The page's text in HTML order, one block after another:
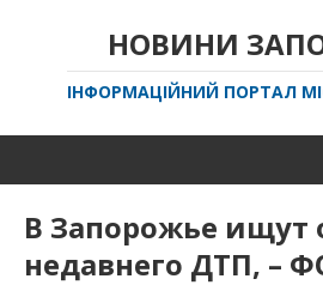
НОВИНИ
ІНФОРМАЦІЙНИЙ ПОРТАЛ
В Запорожье ищут
недавнего ДТП, –